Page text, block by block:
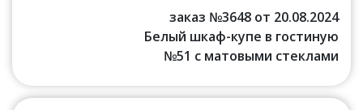
заказ №3648 от 20.08.2024
Белый шкаф-купе в гостиную
№51 с матовыми стеклами